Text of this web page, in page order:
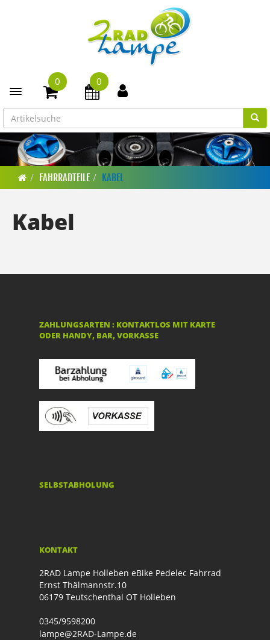
Toggle navigation
0 0
FAHRRADTEILE KABEL
Kabel
ZAHLUNGSARTEN : KONTAKTLOS MIT KARTE
ODER HANDY, BAR, VORKASSE
SELBSTABHOLUNG
KONTAKT
2RAD Lampe Holleben eBike Pedelec Fahrrad
Ernst Thälmannstr.10
06179 Teutschenthal OT Holleben
0345/9598200
lampe@2RAD-Lampe.de